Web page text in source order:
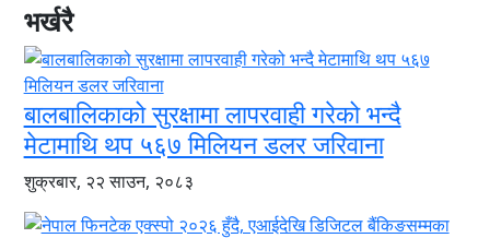
भर्खरै
बालबालिकाको सुरक्षामा लापरवाही गरेको भन्दै
मेटामाथि थप ५६७ मिलियन डलर जरिवाना
शुक्रबार, २२ साउन, २०८३